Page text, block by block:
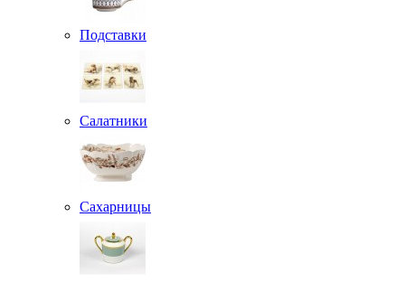
Подставки
Салатники
Сахарницы